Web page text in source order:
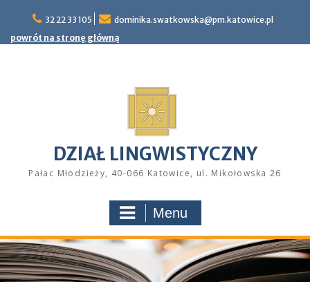
content
32 22 33 105
dominika.swatkowska@pm.katowice.pl
powrót na stronę główną
DZIAŁ LINGWISTYCZNY
Pałac Młodzieży, 40-066 Katowice, ul. Mikołowska 26
Menu